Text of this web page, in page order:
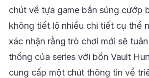
chút về tựa game bắn súng cướp
không tiết lộ nhiều chi tiết cụ thể
xác nhận rằng trò chơi mới sẽ
thống của series với bốn Vault
cung cấp một chút thông tin về